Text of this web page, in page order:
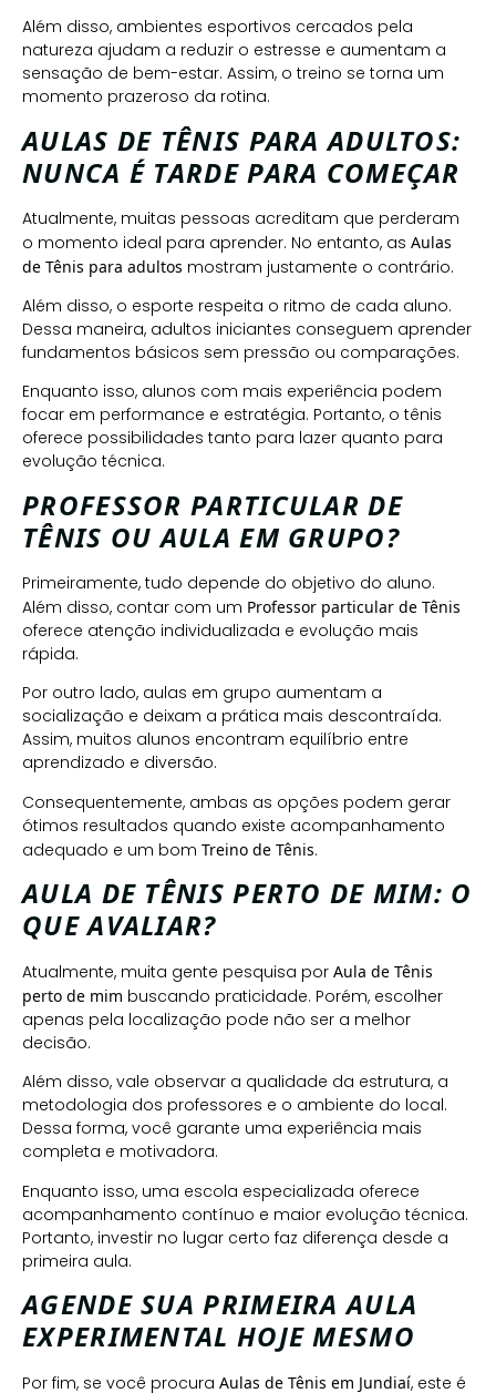
Além disso, ambientes esportivos cercados pela
natureza ajudam a reduzir o estresse e aumentam a
sensação de bem-estar. Assim, o treino se torna um
momento prazeroso da rotina.
AULAS DE TÊNIS PARA ADULTOS:
NUNCA É TARDE PARA COMEÇAR
Atualmente, muitas pessoas acreditam que perderam
o momento ideal para aprender. No entanto, as Aulas
de Tênis para adultos mostram justamente o contrário.
Além disso, o esporte respeita o ritmo de cada aluno.
Dessa maneira, adultos iniciantes conseguem aprender
fundamentos básicos sem pressão ou comparações.
Enquanto isso, alunos com mais experiência podem
focar em performance e estratégia. Portanto, o tênis
oferece possibilidades tanto para lazer quanto para
evolução técnica.
PROFESSOR PARTICULAR DE
TÊNIS OU AULA EM GRUPO?
Primeiramente, tudo depende do objetivo do aluno.
Além disso, contar com um Professor particular de Tênis
oferece atenção individualizada e evolução mais
rápida.
Por outro lado, aulas em grupo aumentam a
socialização e deixam a prática mais descontraída.
Assim, muitos alunos encontram equilíbrio entre
aprendizado e diversão.
Consequentemente, ambas as opções podem gerar
ótimos resultados quando existe acompanhamento
adequado e um bom Treino de Tênis.
AULA DE TÊNIS PERTO DE MIM: O
QUE AVALIAR?
Atualmente, muita gente pesquisa por Aula de Tênis
perto de mim buscando praticidade. Porém, escolher
apenas pela localização pode não ser a melhor
decisão.
Além disso, vale observar a qualidade da estrutura, a
metodologia dos professores e o ambiente do local.
Dessa forma, você garante uma experiência mais
completa e motivadora.
Enquanto isso, uma escola especializada oferece
acompanhamento contínuo e maior evolução técnica.
Portanto, investir no lugar certo faz diferença desde a
primeira aula.
AGENDE SUA PRIMEIRA AULA
EXPERIMENTAL HOJE MESMO
Por fim, se você procura Aulas de Tênis em Jundiaí, este é